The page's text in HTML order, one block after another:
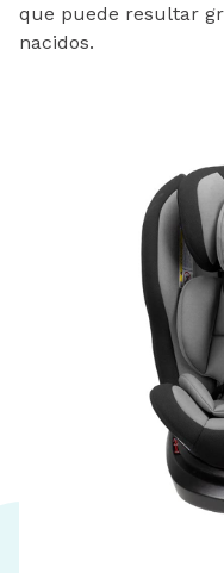
que puede resultar
nacidos.